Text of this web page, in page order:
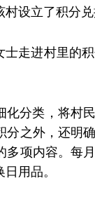
设立了积分
走进村里的
分类，将村
之外，还明
项内容。每
用品。